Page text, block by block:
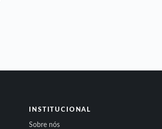
INSTITUCIONAL
Sobre nós